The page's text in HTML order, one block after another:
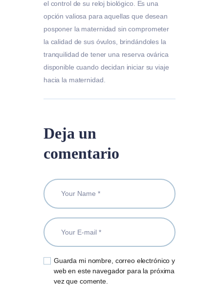
el control de su reloj biológico. Es una
opción valiosa para aquellas que desean
posponer la maternidad sin comprometer
la calidad de sus óvulos, brindándoles la
tranquilidad de tener una reserva ovárica
disponible cuando decidan iniciar su viaje
hacia la maternidad.
Deja un
comentario
Guarda mi nombre, correo electrónico y
web en este navegador para la próxima
vez que comente.